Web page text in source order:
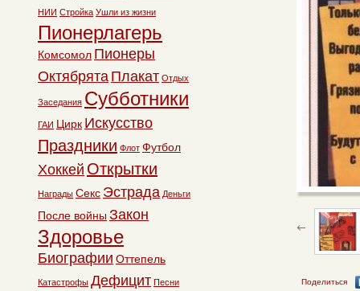
Поделиться
НИИ Стройка Ушли из жизни
Пионерлагерь
Комсомол Пионеры
Октябрята Плакат Отдых
Заседания Субботники
ГАИ Цирк Искусство
Праздники Флот Футбол
Хоккей Открытки
Награды Секс Эстрада Деньги
После войны Закон
Здоровье
Биографии Оттепель
Катастрофы Дефицит Песни